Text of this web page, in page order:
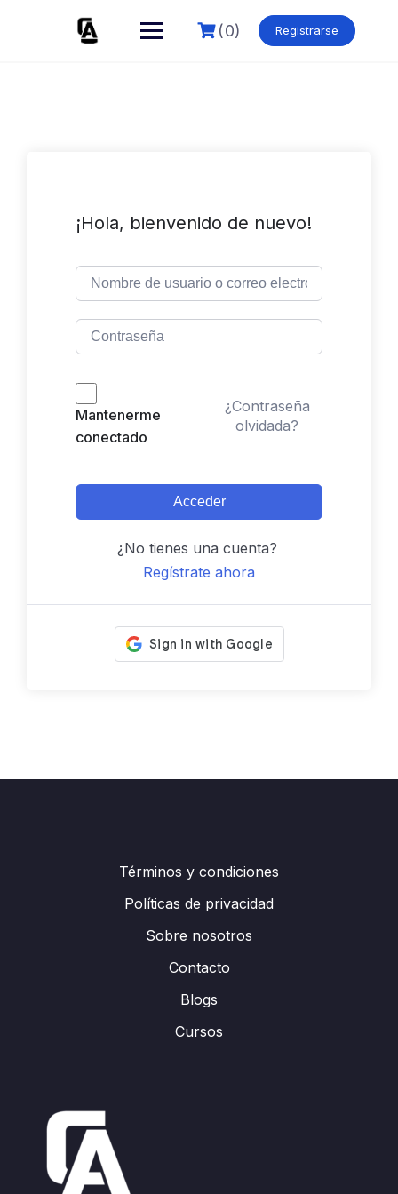
(0) Registrarse
¡Hola, bienvenido de nuevo!
Mantenerme
conectado
¿Contraseña
olvidada?
Acceder
¿No tienes una cuenta?
Regístrate ahora
Términos y condiciones
Políticas de privacidad
Sobre nosotros
Contacto
Blogs
Cursos